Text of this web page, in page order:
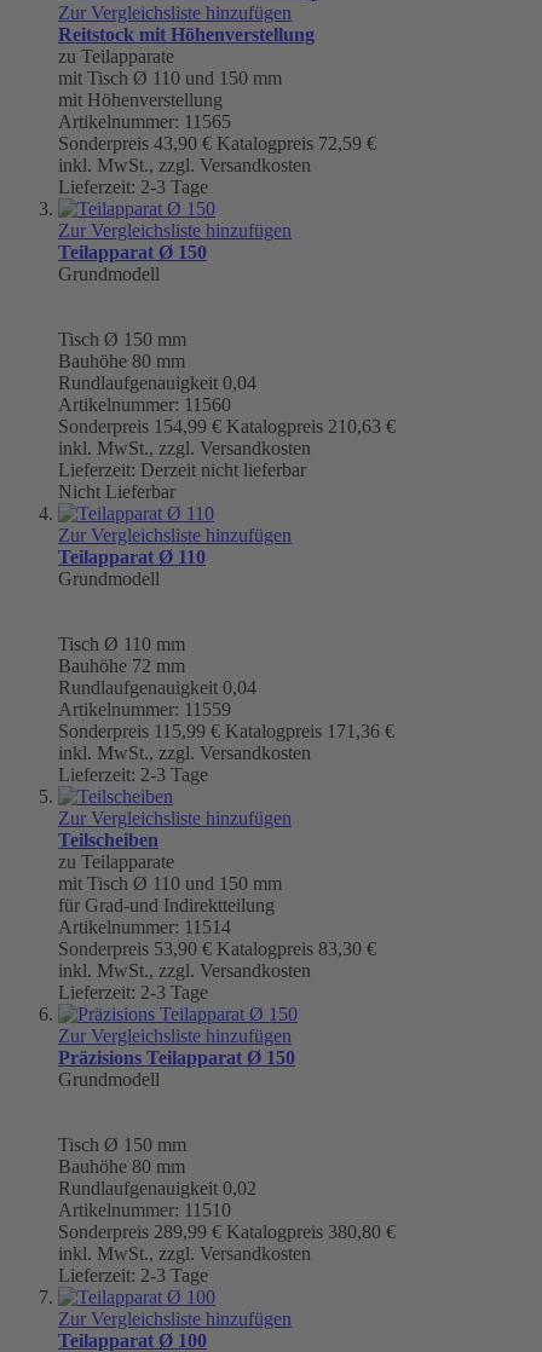
Zur Vergleichsliste hinzufügen
Reitstock mit Höhenverstellung
zu Teilapparate
mit Tisch Ø 110 und 150 mm
mit Höhenverstellung
Artikelnummer: 11565
Sonderpreis 43,90 € Katalogpreis 72,59 €
inkl. MwSt., zzgl. Versandkosten
Lieferzeit: 2-3 Tage
Zur Vergleichsliste hinzufügen
Teilapparat Ø 150
Grundmodell
Tisch Ø 150 mm
Bauhöhe 80 mm
Rundlaufgenauigkeit 0,04
Artikelnummer: 11560
Sonderpreis 154,99 € Katalogpreis 210,63 €
inkl. MwSt., zzgl. Versandkosten
Lieferzeit: Derzeit nicht lieferbar
Nicht Lieferbar
Zur Vergleichsliste hinzufügen
Teilapparat Ø 110
Grundmodell
Tisch Ø 110 mm
Bauhöhe 72 mm
Rundlaufgenauigkeit 0,04
Artikelnummer: 11559
Sonderpreis 115,99 € Katalogpreis 171,36 €
inkl. MwSt., zzgl. Versandkosten
Lieferzeit: 2-3 Tage
Zur Vergleichsliste hinzufügen
Teilscheiben
zu Teilapparate
mit Tisch Ø 110 und 150 mm
für Grad-und Indirektteilung
Artikelnummer: 11514
Sonderpreis 53,90 € Katalogpreis 83,30 €
inkl. MwSt., zzgl. Versandkosten
Lieferzeit: 2-3 Tage
Zur Vergleichsliste hinzufügen
Präzisions Teilapparat Ø 150
Grundmodell
Tisch Ø 150 mm
Bauhöhe 80 mm
Rundlaufgenauigkeit 0,02
Artikelnummer: 11510
Sonderpreis 289,99 € Katalogpreis 380,80 €
inkl. MwSt., zzgl. Versandkosten
Lieferzeit: 2-3 Tage
Zur Vergleichsliste hinzufügen
Teilapparat Ø 100